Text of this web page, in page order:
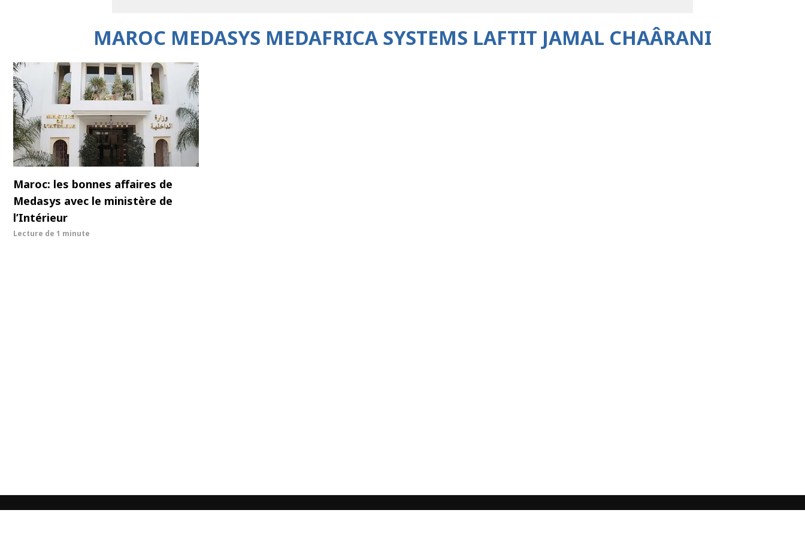
MAROC MEDASYS MEDAFRICA SYSTEMS LAFTIT JAMAL CHAÂRANI
Maroc: les bonnes affaires de
Medasys avec le ministère de
l’Intérieur
Lecture de 1 minute